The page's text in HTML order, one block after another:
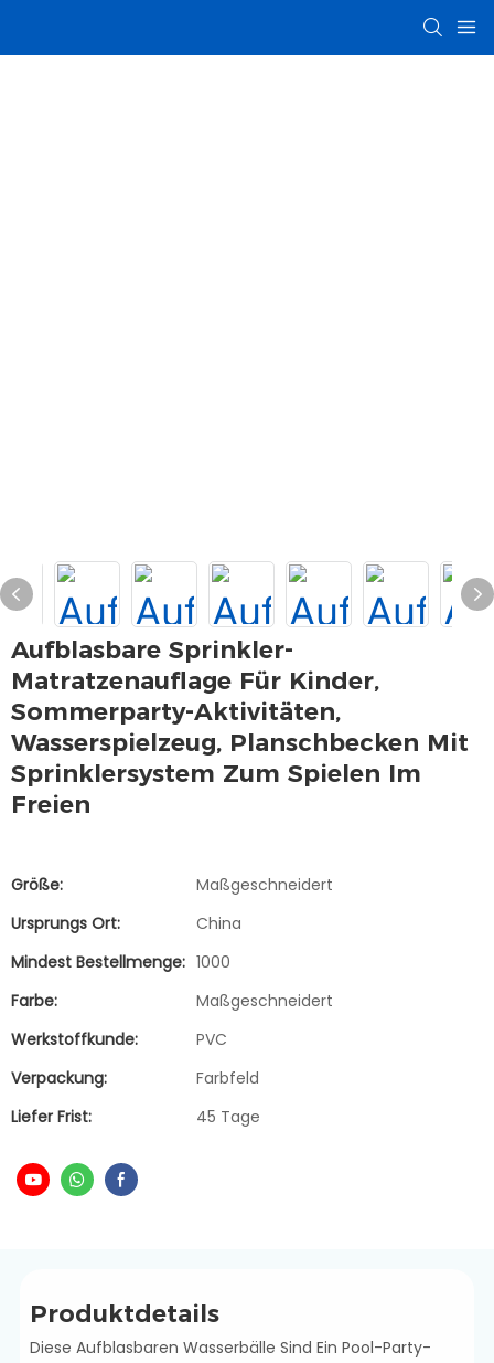
Aufblasbare Sprinkler-
Matratzenauflage Für Kinder,
Sommerparty-Aktivitäten,
Wasserspielzeug, Planschbecken Mit
Sprinklersystem Zum Spielen Im
Freien
Größe:
Maßgeschneidert
Ursprungs Ort:
China
Mindest Bestellmenge: 1000
Farbe:
Maßgeschneidert
Werkstoffkunde:
PVC
Verpackung:
Farbfeld
Liefer Frist:
45 Tage
Produktdetails
Diese Aufblasbaren Wasserbälle Sind Ein Pool-Party-